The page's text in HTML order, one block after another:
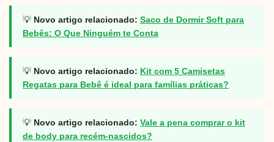
💡 Novo artigo relacionado: Saco de Dormir Soft para
Bebês: O Que Ninguém te Conta
💡 Novo artigo relacionado: Kit com 5 Camisetas
Regatas para Bebê é ideal para famílias práticas?
💡 Novo artigo relacionado: Vale a pena comprar o kit
de body para recém-nascidos?